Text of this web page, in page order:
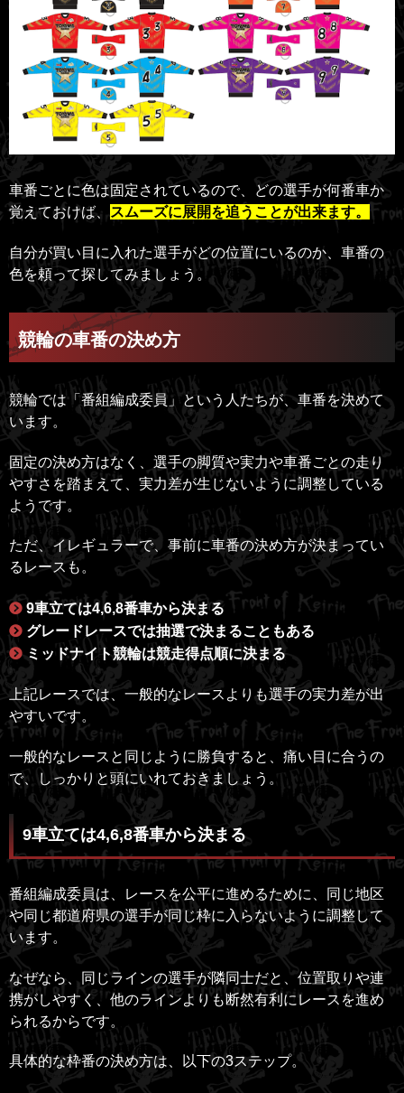
車番ごとに色は固定されているので、どの選手が何番車か
覚えておけば、 スムーズに展開を追うことが出来ます。
自分が買い目に入れた選手がどの位置にいるのか、車番の
色を頼って探してみましょう。
競輪の車番の決め方
競輪では「番組編成委員」という人たちが、車番を決めて
います。
固定の決め方はなく、選手の脚質や実力や車番ごとの走り
やすさを踏まえて、実力差が生じないように調整している
ようです。
ただ、イレギュラーで、事前に車番の決め方が決まってい
るレースも。
9車立ては4,6,8番車から決まる
グレードレースでは抽選で決まることもある
ミッドナイト競輪は競走得点順に決まる
上記レースでは、一般的なレースよりも選手の実力差が出
やすいです。
一般的なレースと同じように勝負すると、痛い目に合うの
で、しっかりと頭にいれておきましょう。
9車立ては4,6,8番車から決まる
番組編成委員は、レースを公平に進めるために、同じ地区
や同じ都道府県の選手が同じ枠に入らないように調整して
います。
なぜなら、同じラインの選手が隣同士だと、位置取りや連
携がしやすく、他のラインよりも断然有利にレースを進め
られるからです。
具体的な枠番の決め方は、以下の3ステップ。